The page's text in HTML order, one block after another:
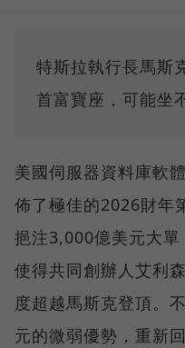
特斯拉執行長馬斯
首富寶座，可能坐
美國伺服器資料庫軟
佈了極佳的2026財年
挹注3,000億美元大單
使得共同創辦人艾利
度超越馬斯克登頂。
元的微弱優勢，重新